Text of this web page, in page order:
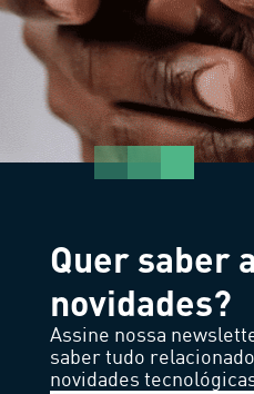
Quer saber
novidades?
Assine nossa
saber tudo
novidades